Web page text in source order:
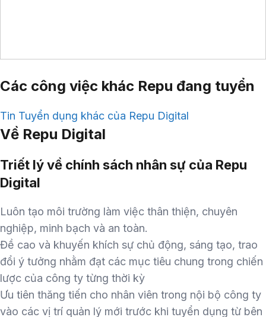
Các công việc khác Repu đang tuyển
Tin Tuyển dụng khác của Repu Digital
Về Repu Digital
Triết lý về chính sách nhân sự của Repu
Digital
Luôn tạo môi trường làm việc thân thiện, chuyên
nghiệp, minh bạch và an toàn.
Đề cao và khuyến khích sự chủ động, sáng tạo, trao
đổi ý tưởng nhằm đạt các mục tiêu chung trong chiến
lược của công ty từng thời kỳ
Ưu tiên thăng tiến cho nhân viên trong nội bộ công ty
vào các vị trí quản lý mới trước khi tuyển dụng từ bên